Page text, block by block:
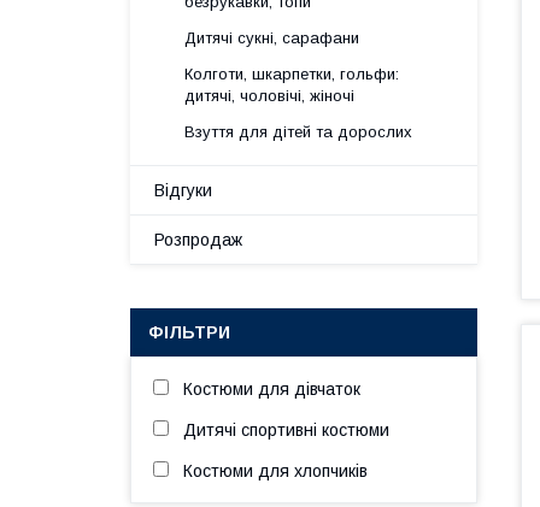
Дитячі сукні, сарафани
Колготи, шкарпетки, гольфи:
дитячі, чоловічі, жіночі
Взуття для дітей та дорослих
Відгуки
Розпродаж
ФІЛЬТРИ
Костюми для дівчаток
Дитячі спортивні костюми
Костюми для хлопчиків